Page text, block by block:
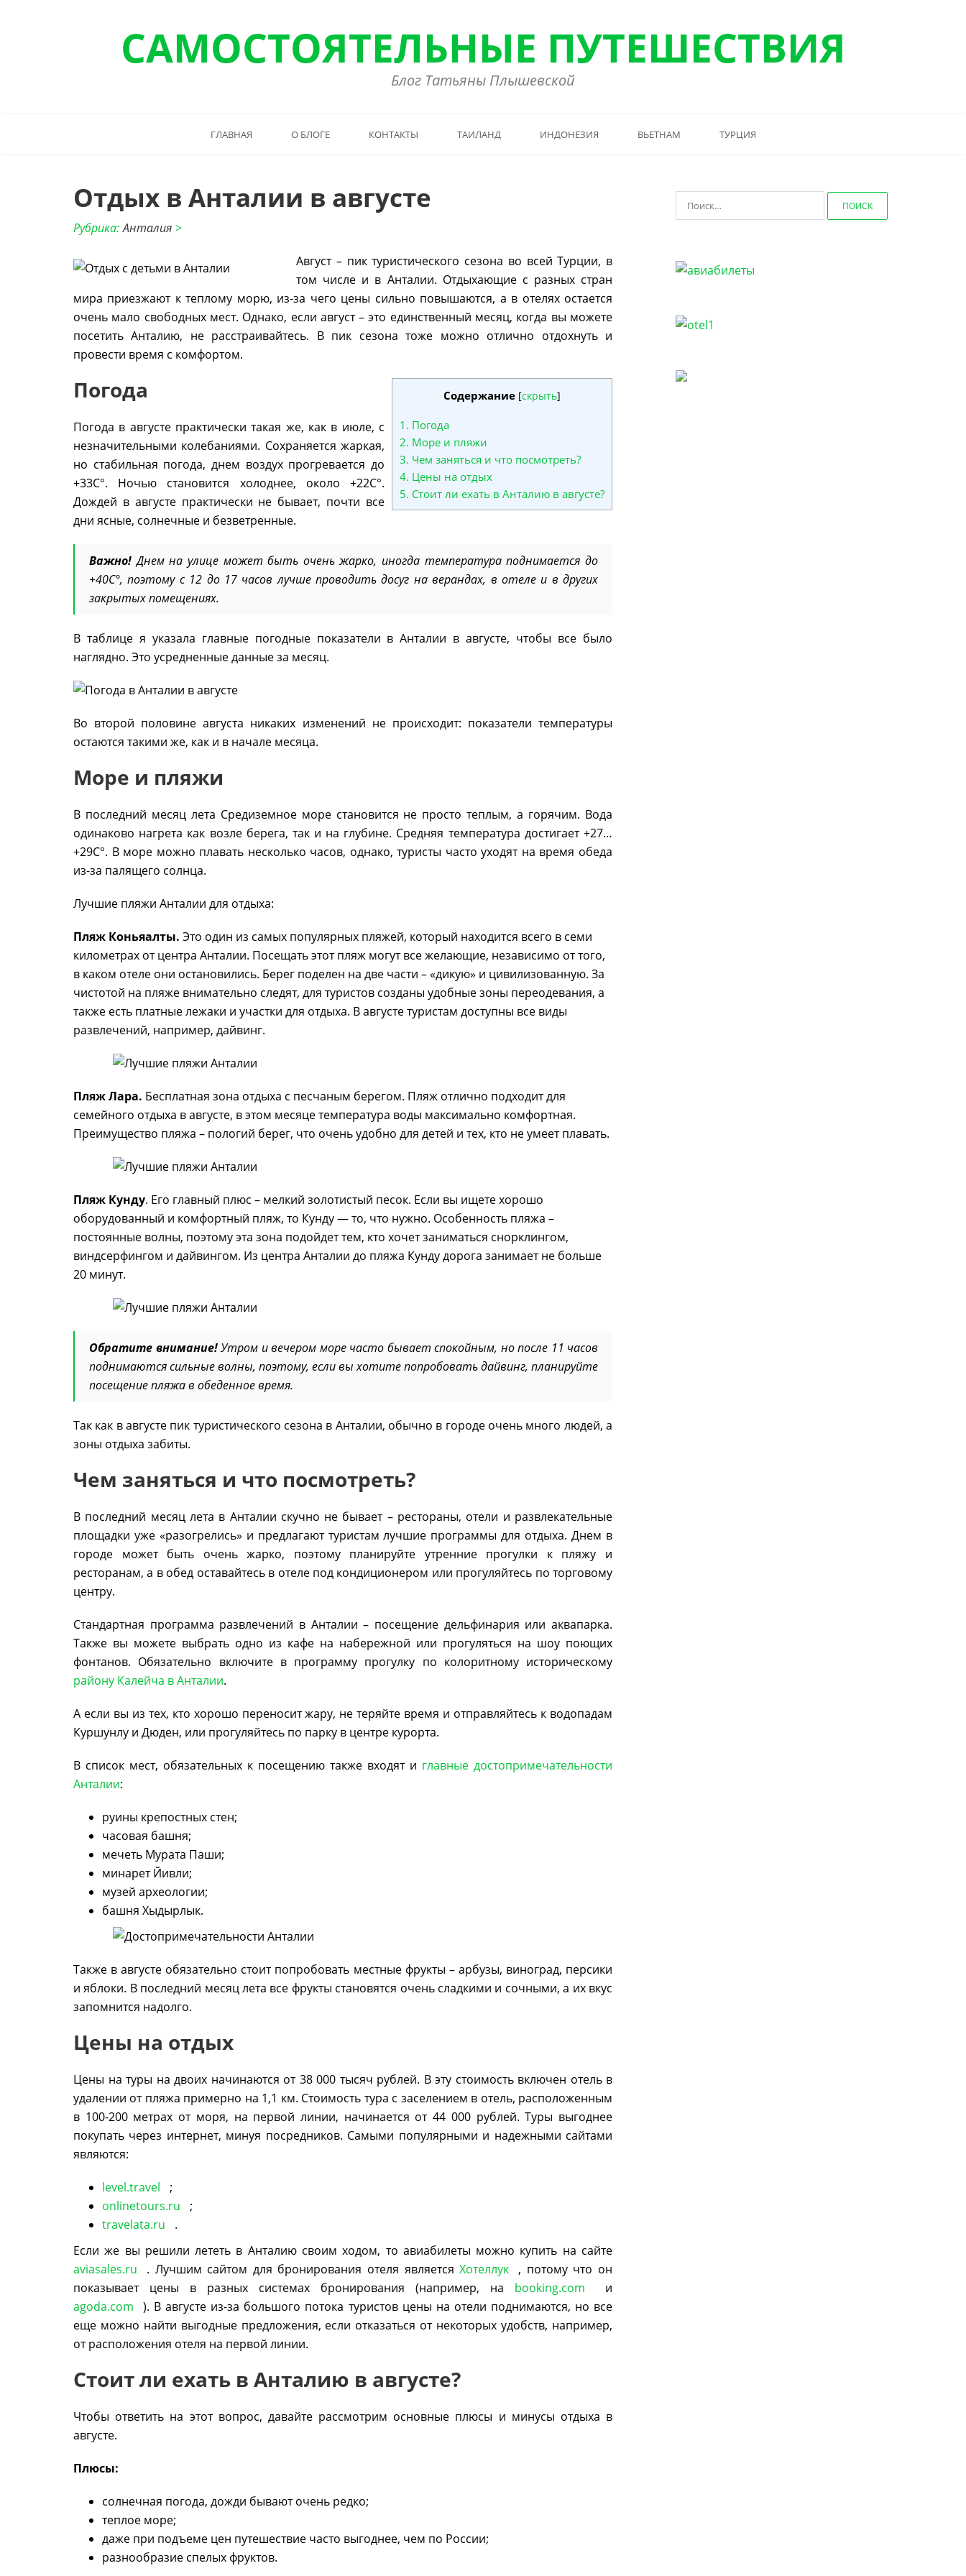
САМОСТОЯТЕЛЬНЫЕ ПУТЕШЕСТВИЯ
Блог Татьяны Плышевской
ГЛАВНАЯ О БЛОГЕ КОНТАКТЫ ТАИЛАНД ИНДОНЕЗИЯ ВЬЕТНАМ ТУРЦИЯ
Отдых в Анталии в августе
>
Рубрика: Анталия
Август – пик туристического сезона во всей Турции, в
том числе и в Анталии. Отдыхающие с разных стран
мира приезжают к теплому морю, из-за чего цены сильно повышаются, а в отелях остается
очень мало свободных мест. Однако, если август – это единственный месяц, когда вы можете
посетить Анталию, не расстраивайтесь. В пик сезона тоже можно отлично отдохнуть и
провести время с комфортом.
Содержание [скрыть]
1. Погода
2. Море и пляжи
3. Чем заняться и что посмотреть?
4. Цены на отдых
5. Стоит ли ехать в Анталию в августе?
Погода
Погода в августе практически такая же, как в июле, с
незначительными колебаниями. Сохраняется жаркая,
но стабильная погода, днем воздух прогревается до
+33С°. Ночью становится холоднее, около +22С°.
Дождей в августе практически не бывает, почти все
дни ясные, солнечные и безветренные.
Важно! Днем на улице может быть очень жарко, иногда температура поднимается до
+40С°, поэтому с 12 до 17 часов лучше проводить досуг на верандах, в отеле и в других
закрытых помещениях.
В таблице я указала главные погодные показатели в Анталии в августе, чтобы все было
наглядно. Это усредненные данные за месяц.
Во второй половине августа никаких изменений не происходит: показатели температуры
остаются такими же, как и в начале месяца.
Море и пляжи
В последний месяц лета Средиземное море становится не просто теплым, а горячим. Вода
одинаково нагрета как возле берега, так и на глубине. Средняя температура достигает +27…
+29С°. В море можно плавать несколько часов, однако, туристы часто уходят на время обеда
из-за палящего солнца.
Лучшие пляжи Анталии для отдыха:
Пляж Коньяалты. Это один из самых популярных пляжей, который находится всего в семи
километрах от центра Анталии. Посещать этот пляж могут все желающие, независимо от того,
в каком отеле они остановились. Берег поделен на две части – «дикую» и цивилизованную. За
чистотой на пляже внимательно следят, для туристов созданы удобные зоны переодевания, а
также есть платные лежаки и участки для отдыха. В августе туристам доступны все виды
развлечений, например, дайвинг.
Пляж Лара. Бесплатная зона отдыха с песчаным берегом. Пляж отлично подходит для
семейного отдыха в августе, в этом месяце температура воды максимально комфортная.
Преимущество пляжа – пологий берег, что очень удобно для детей и тех, кто не умеет плавать.
Пляж Кунду. Его главный плюс – мелкий золотистый песок. Если вы ищете хорошо
оборудованный и комфортный пляж, то Кунду — то, что нужно. Особенность пляжа –
постоянные волны, поэтому эта зона подойдет тем, кто хочет заниматься снорклингом,
виндсерфингом и дайвингом. Из центра Анталии до пляжа Кунду дорога занимает не больше
20 минут.
Обратите внимание!Утром и вечером море часто бывает спокойным, но после 11 часов
поднимаются сильные волны, поэтому, если вы хотите попробовать дайвинг, планируйте
посещение пляжа в обеденное время.
Так как в августе пик туристического сезона в Анталии, обычно в городе очень много людей, а
зоны отдыха забиты.
Чем заняться и что посмотреть?
В последний месяц лета в Анталии скучно не бывает – рестораны, отели и развлекательные
площадки уже «разогрелись» и предлагают туристам лучшие программы для отдыха. Днем в
городе может быть очень жарко, поэтому планируйте утренние прогулки к пляжу и
ресторанам, а в обед оставайтесь в отеле под кондиционером или прогуляйтесь по торговому
центру.
Стандартная программа развлечений в Анталии – посещение дельфинария или аквапарка.
Также вы можете выбрать одно из кафе на набережной или прогуляться на шоу поющих
фонтанов. Обязательно включите в программу прогулку по колоритному историческому
району Калейча в Анталии.
А если вы из тех, кто хорошо переносит жару, не теряйте время и отправляйтесь к водопадам
Куршунлу и Дюден, или прогуляйтесь по парку в центре курорта.
В список мест, обязательных к посещению также входят и главные достопримечательности
Анталии:
руины крепостных стен;
часовая башня;
мечеть Мурата Паши;
минарет Йивли;
музей археологии;
башня Хыдырлык.
Также в августе обязательно стоит попробовать местные фрукты – арбузы, виноград, персики
и яблоки. В последний месяц лета все фрукты становятся очень сладкими и сочными, а их вкус
запомнится надолго.
Цены на отдых
Цены на туры на двоих начинаются от 38 000 тысяч рублей. В эту стоимость включен отель в
удалении от пляжа примерно на 1,1 км. Стоимость тура с заселением в отель, расположенным
в 100-200 метрах от моря, на первой линии, начинается от 44 000 рублей. Туры выгоднее
покупать через интернет, минуя посредников. Самыми популярными и надежными сайтами
являются:
level.travel
;
onlinetours.ru
;
travelata.ru
.
Если же вы решили лететь в Анталию своим ходом, то авиабилеты можно купить на сайте
aviasales.ru
. Лучшим сайтом для бронирования отеля являетсяХотеллук
, потому что он
показывает цены в разных системах бронирования (например, на booking.com
и
agoda.com
). В августе из-за большого потока туристов цены на отели поднимаются, но все
еще можно найти выгодные предложения, если отказаться от некоторых удобств, например,
от расположения отеля на первой линии.
Стоит ли ехать в Анталию в августе?
Чтобы ответить на этот вопрос, давайте рассмотрим основные плюсы и минусы отдыха в
августе.
Плюсы:
солнечная погода, дожди бывают очень редко;
теплое море;
даже при подъеме цен путешествие часто выгоднее, чем по России;
разнообразие спелых фруктов.